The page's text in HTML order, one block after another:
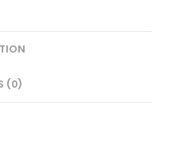
(0)